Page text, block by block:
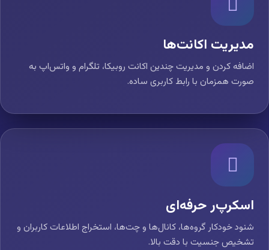
مدیریت اکانت‌ها
اضافه کردن و مدیریت چندین اکانت روبیکا، تلگرام و واتس‌اپ به
صورت همزمان با رابط کاربری ساده.
اسکرپ‌ر حرفه‌ای
شنود خودکار گروه‌ها، کانال‌ها و چت‌ها، استخراج اطلاعات کاربران و
تشخیص جنسیت با دقت بالا.